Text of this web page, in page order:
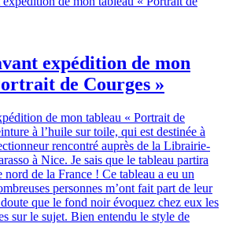
expédition de mon
de Courges »
de mon tableau « Portrait de
à l’huile sur toile, qui est destinée à
rencontré auprès de la Librairie-
à Nice. Je sais que le tableau partira
nord de la France ! Ce tableau a eu un
personnes m’ont fait part de leur
doute que le fond noir évoquez chez eux les
sur le sujet. Bien entendu le style de